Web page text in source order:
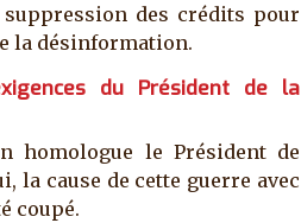
des crédits pour
la désinformation.
du Président de la
homologue le Président de
la cause de cette guerre avec
coupé.